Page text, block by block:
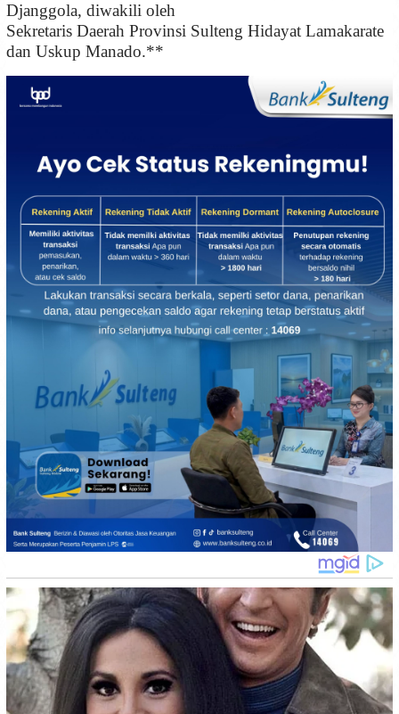
Djanggola, diwakili oleh
Sekretaris Daerah Provinsi Sulteng Hidayat Lamakarate
dan Uskup Manado.**